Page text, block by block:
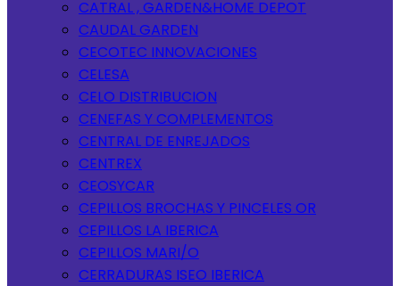
CATRAL , GARDEN&HOME DEPOT
CAUDAL GARDEN
CECOTEC INNOVACIONES
CELESA
CELO DISTRIBUCION
CENEFAS Y COMPLEMENTOS
CENTRAL DE ENREJADOS
CENTREX
CEOSYCAR
CEPILLOS BROCHAS Y PINCELES OR
CEPILLOS LA IBERICA
CEPILLOS MARI/O
CERRADURAS ISEO IBERICA